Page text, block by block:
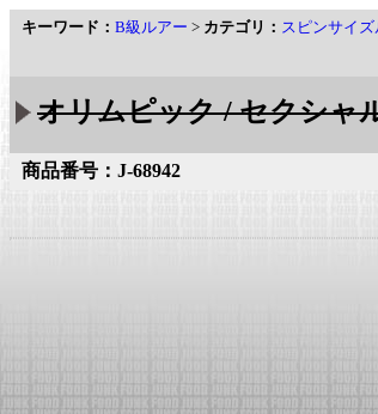
キーワード： B級ルアー > カテゴリ： スピンサイズ
オリムピック / セクシャ
商品番号：J-68942